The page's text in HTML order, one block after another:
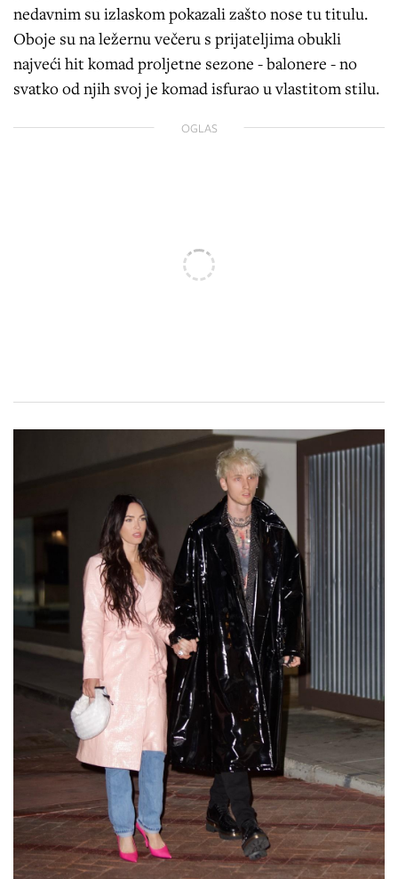
nedavnim su izlaskom pokazali zašto nose tu titulu.
Oboje su na ležernu večeru s prijateljima obukli
najveći hit komad proljetne sezone - balonere - no
svatko od njih svoj je komad isfurao u vlastitom stilu.
OGLAS